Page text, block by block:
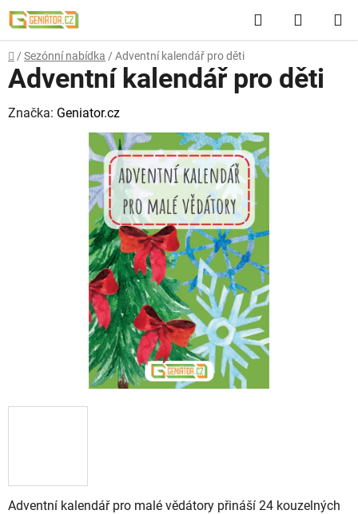
Přejít
na
obsah
Hledat
KOŠÍK
Domů
/ Sezónní nabídka / Adventní kalendář pro děti
Adventní kalendář pro malé vědátory přináší 24 kouzelných
Adventní kalendář pro děti
Značka: Geniator.cz